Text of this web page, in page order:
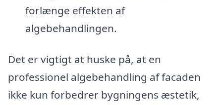
forlænge effekten af
algebehandlingen.
Det er vigtigt at huske på, at en
professionel algebehandling af facaden
ikke kun forbedrer bygningens æstetik,